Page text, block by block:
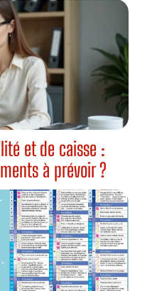
et de caisse :
à prévoir ?